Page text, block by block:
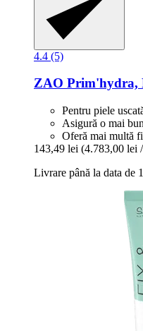
4.4 (5)
ZAO Prim'hydra,
Pentru piele
Asigură o mai
Oferă mai multă
143,49 lei (4.783,00 lei
Livrare până la data de